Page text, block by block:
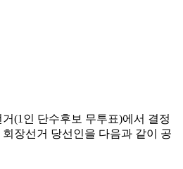
(1인 단수후보 무투표)에서 결정
장선거 당선인을 다음과 같이 공